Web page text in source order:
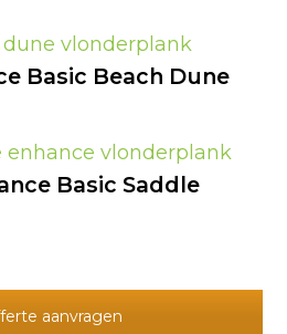
Basic Beach Dune
Basic Saddle
aanvragen